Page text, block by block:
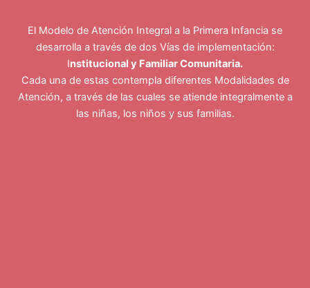
El Modelo de Atención Integral a la Primera Infancia se
desarrolla a través de dos Vías de implementación:
Institucional y Familiar Comunitaria.
Cada una de estas contempla diferentes Modalidades de
Atención, a través de las cuales se atiende integralmente a
las niñas, los niños y sus familias.